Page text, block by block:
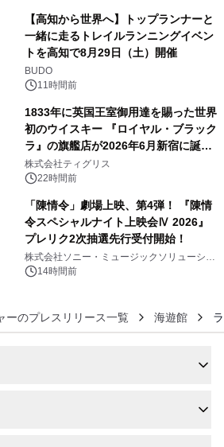
【高知から世界へ】トップランナーと
一緒に走るトレイルランニングイベン
トを高知で8月29日（土）開催
BUDO
11時間前
1833年に英国王室御用達を賜った世界
初のウイスキー 『ロイヤル・ブラック
ラ』の旗艦店が2026年6月新宿に誕
生 バカルディ ジャパンと連携した
没入型バー「BAR Arca」
株式会社ティグリス
22時間前
「陳情令」劇場上映、第4弾！ 『陳情
令スペシャルナイト上映会Ⅳ 2026』
プレリク2次抽選先行受付開始！
株式会社ソニー・ミュージックソリューショ
ンズ14時間前
ーのプレスリリース一覧 海遊館